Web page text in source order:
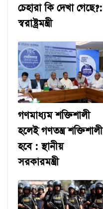
চেহারা কি দেখা গেছে?:
স্বরাষ্ট্রমন্ত্রী
গণমাধ্যম শক্তিশালী
হলেই গণতন্ত্র শক্তিশালী
হবে : স্থানীয়
সরকারমন্ত্রী